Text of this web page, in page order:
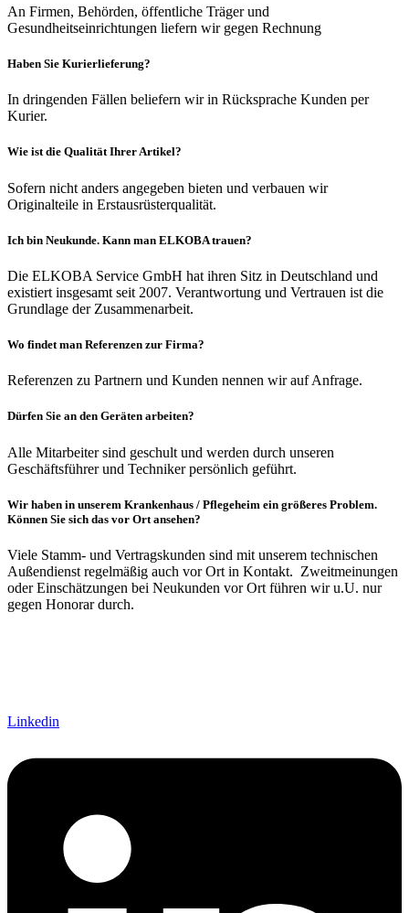
An Firmen, Behörden, öffentliche Träger und
Gesundheitseinrichtungen liefern wir gegen Rechnung
Haben Sie Kurierlieferung?
In dringenden Fällen beliefern wir in Rücksprache Kunden per
Kurier.
Wie ist die Qualität Ihrer Artikel?
Sofern nicht anders angegeben bieten und verbauen wir
Originalteile in Erstausrüsterqualität.
Ich bin Neukunde. Kann man ELKOBA trauen?
Die ELKOBA Service GmbH hat ihren Sitz in Deutschland und
existiert insgesamt seit 2007. Verantwortung und Vertrauen ist die
Grundlage der Zusammenarbeit.
Wo findet man Referenzen zur Firma?
Referenzen zu Partnern und Kunden nennen wir auf Anfrage.
Dürfen Sie an den Geräten arbeiten?
Alle Mitarbeiter sind geschult und werden durch unseren
Geschäftsführer und Techniker persönlich geführt.
Wir haben in unserem Krankenhaus / Pflegeheim ein größeres Problem.
Können Sie sich das vor Ort ansehen?
Viele Stamm- und Vertragskunden sind mit unserem technischen
Außendienst regelmäßig auch vor Ort in Kontakt. Zweitmeinungen
oder Einschätzungen bei Neukunden vor Ort führen wir u.U. nur
gegen Honorar durch.
Linkedin